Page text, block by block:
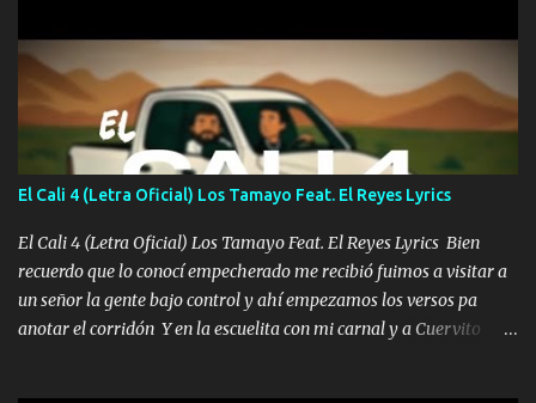
pa más pues hay charola les voy a dar hasta topar pues no hay de
otra Música Surcando bien mi camino voy por mi línea no veo a
los lados aquel que no corre vuela no se me duerm voy chicoteado
Ya pasé varias hazañas ya tienen rato que me agarran el colmillo
de este León los estatales no sé esperaron Al tiro esta la PrimiZa
también la nueve que cargo al lado doy la mano al que su amigo y
al traicionero damos pa abajo Y No me paran aquí hay pa más
pues hay charola les voy a dar hasta topar pues no hay de otra...
El Cali 4 (Letra Oficial) Los Tamayo Feat. El Reyes Lyrics
El Cali 4 (Letra Oficial) Los Tamayo Feat. El Reyes Lyrics Bien
recuerdo que lo conocí empecherado me recibió fuimos a visitar a
un señor la gente bajo control y ahí empezamos los versos pa
anotar el corridón Y en la escuelita con mi carnal y a Cuervito